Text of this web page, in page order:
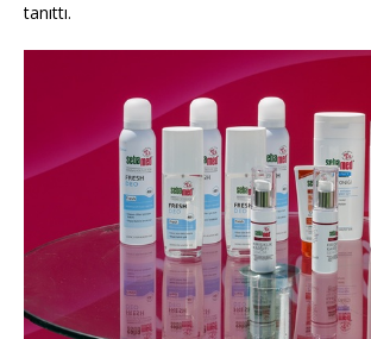
tanıttı.